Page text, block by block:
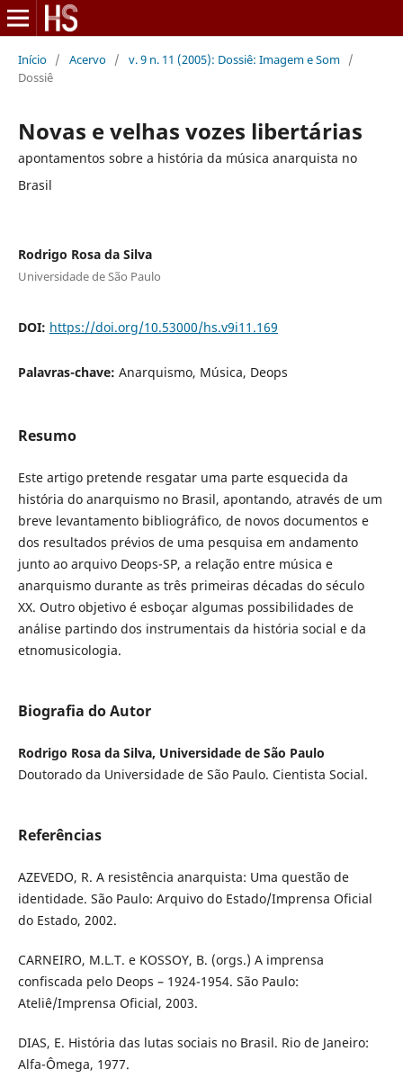
Início / Acervo / v. 9 n. 11 (2005): Dossiê: Imagem e Som /
Dossiê
Novas e velhas vozes libertárias
apontamentos sobre a história da música anarquista no
Brasil
Rodrigo Rosa da Silva
Universidade de São Paulo
DOI: https://doi.org/10.53000/hs.v9i11.169
Palavras-chave: Anarquismo, Música, Deops
Resumo
Este artigo pretende resgatar uma parte esquecida da
história do anarquismo no Brasil, apontando, através de um
breve levantamento bibliográfico, de novos documentos e
dos resultados prévios de uma pesquisa em andamento
junto ao arquivo Deops-SP, a relação entre música e
anarquismo durante as três primeiras décadas do século
XX. Outro objetivo é esboçar algumas possibilidades de
análise partindo dos instrumentais da história social e da
etnomusicologia.
Biografia do Autor
Rodrigo Rosa da Silva, Universidade de São Paulo
Doutorado da Universidade de São Paulo. Cientista Social.
Referências
AZEVEDO, R. A resistência anarquista: Uma questão de
identidade. São Paulo: Arquivo do Estado/Imprensa Oficial
do Estado, 2002.
CARNEIRO, M.L.T. e KOSSOY, B. (orgs.) A imprensa
confiscada pelo Deops – 1924-1954. São Paulo:
Ateliê/Imprensa Oficial, 2003.
DIAS, E. História das lutas sociais no Brasil. Rio de Janeiro:
Alfa-Ômega, 1977.